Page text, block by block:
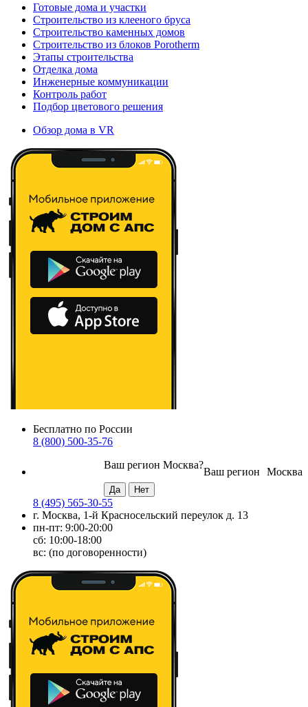
Готовые дома и участки
Строительство из клееного бруса
Строительство каменных домов
Строительство из блоков Porotherm
Этапы строительства
Отделка дома
Инженерные коммуникации
Контроль работ
Подбор цветового решения
Обзор дома в VR
Бесплатно по России
8 (800) 500-35-76
Москва
Ваш регион
Ваш регион Москва?
8 (495) 565-30-55
г. Москва, 1-й Красносельский переулок д. 13
пн-пт: 9:00-20:00
сб: 10:00-18:00
вс: (по договоренности)